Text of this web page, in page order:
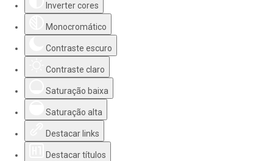
Inverter cores
Monocromático
Contraste escuro
Contraste claro
Saturação baixa
Saturação alta
Destacar links
Destacar títulos